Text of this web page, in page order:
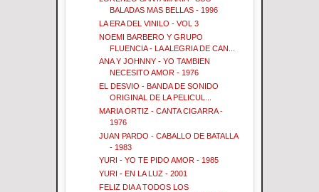
BALADAS MAS BELLAS - 1996
LA ERA DEL VINILO - VOL 3
NOEMI BARBERO Y GRUPO
FLUENCIA - LA ALEGRIA DE CAN...
ANA Y JOHNNY - YO TAMBIEN
NECESITO AMOR - 1976
EL DESVIO - BANDA DE SONIDO
ORIGINAL DE LA PELICUL...
MARIA ORTIZ - CANTA CIGARRA -
1976
JUAN PARDO - CABALLO DE BATALLA
- 1983
YURI - YO TE PIDO AMOR - 1985
YURI - EN LA LUZ - 2001
FELIZ DIA A TODOS LOS